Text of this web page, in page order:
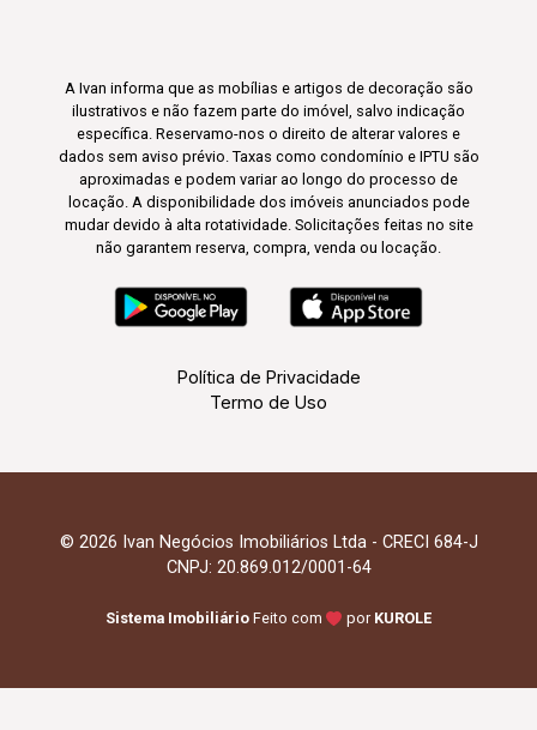
A Ivan informa que as mobílias e artigos de decoração são
ilustrativos e não fazem parte do imóvel, salvo indicação
específica. Reservamo-nos o direito de alterar valores e
dados sem aviso prévio. Taxas como condomínio e IPTU são
aproximadas e podem variar ao longo do processo de
locação. A disponibilidade dos imóveis anunciados pode
mudar devido à alta rotatividade. Solicitações feitas no site
não garantem reserva, compra, venda ou locação.
Política de Privacidade
Termo de Uso
© 2026 Ivan Negócios Imobiliários Ltda - CRECI 684-J
CNPJ: 20.869.012/0001-64
Sistema Imobiliário Feito com por KUROLE